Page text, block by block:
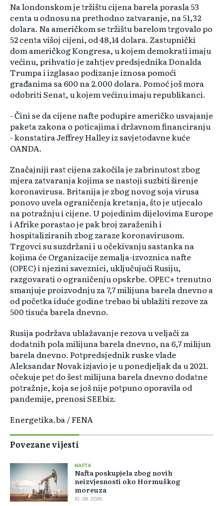
Na londonskom je tržištu cijena barela porasla 53
centa u odnosu na prethodno zatvaranje, na 51,32
dolara. Na američkom se tržištu barelom trgovalo po
52 centa višoj cijeni, od 48,14 dolara. Zastupnički
dom američkog Kongresa, u kojem demokrati imaju
većinu, prihvatio je zahtjev predsjednika Donalda
Trumpa i izglasao podizanje iznosa pomoći
građanima sa 600 na 2.000 dolara. Pomoć još mora
odobriti Senat, u kojem većinu imaju republikanci.
- Čini se da cijene nafte podupire američko usvajanje
paketa zakona o poticajima i državnom financiranju
- konstatira Jeffrey Halley iz savjetodavne kuće
OANDA.
Značajniji rast cijena zakočila je zabrinutost zbog
mjera zatvaranja kojima se nastoji suzbiti širenje
koronavirusa. Britanija je zbog novog soja virusa
ponovo uvela ograničenja kretanja, što je utjecalo
na potražnju i cijene. U pojedinim dijelovima Europe
i Afrike porastao je pak broj zaraženih i
hospitaliziranih zbog zaraze koronavirusom.
Trgovci su suzdržani i u očekivanju sastanka na
kojima će Organizacije zemalja-izvoznica nafte
(OPEC) i njezini saveznici, uključujući Rusiju,
razgovarati o ograničenju opskrbe. OPEC+ trenutno
smanjuje proizvodnju za 7,7 milijuna barela dnevno a
od početka iduće godine trebao bi ublažiti rezove za
500 tisuća barela dnevno.
Rusija podržava ublažavanje rezova u veljači za
dodatnih pola milijuna barela dnevno, na 6,7 milijun
barela dnevno. Potpredsjednik ruske vlade
Aleksandar Novak izjavio je u ponedjeljak da u 2021.
očekuje pet do šest milijuna barela dnevno dodatne
potražnje, koja se još nije potpuno oporavila od
pandemije, prenosi SEEbiz.
Energetika.ba / FENA
Povezane vijesti
NAFTA
Nafta poskupjela zbog novih
neizvjesnosti oko Hormuškog
moreuza
10. 08. 2026.